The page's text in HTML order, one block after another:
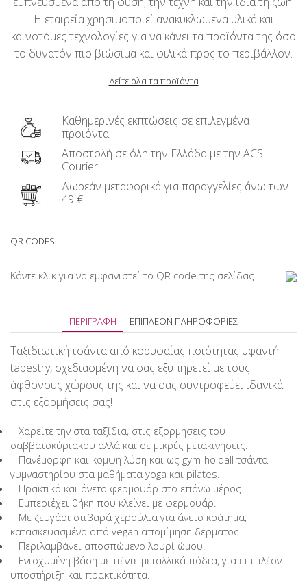
Η εταιρεία χρησιμοποιεί ανακυκλωμένα υλικά και
καινοτόμες τεχνολογίες για να κάνει τα προϊόντα της όσο
το δυνατόν πιο βιώσιμα και φιλικά προς το περιβάλλον.
Δείτε όλα τα προϊόντα
Καθημερινές εκπτώσεις σε επιλεγμένα
προϊόντα
Αποστολή σε όλη την Ελλάδα με την ACS
Courier
Δωρεάν μεταφορικά για παραγγελίες άνω των
49 €
QR CODES
Κάντε κλικ για να εμφανιστεί το QR code της σελίδας.
ΠΕΡΙΓΡΑΦΉ ΕΠΙΠΛΈΟΝ ΠΛΗΡΟΦΟΡΊΕΣ
Ταξιδιωτική τσάντα από κορυφαίας ποιότητας υφαντή
tapestry, σχεδιασμένη να σας εξυπηρετεί με τους
άφθονους χώρους της και να σας συντροφεύει ιδανικά
στις εξορμήσεις σας!
Χαρείτε την στα ταξίδια, στις εξορμήσεις του
σαββατοκύριακου αλλά και σε μικρές μετακινήσεις.
Πανέμορφη και κομψή λύση και ως gym-holdall τσάντα
γυμναστηρίου στα μαθήματα yoga και pilates.
Πρακτικό και άνετο φερμουάρ στο επάνω μέρος.
Εμπεριέχει θήκη που κλείνει με φερμουάρ.
Με ζευγάρι στιβαρά χερούλια για άνετο κράτημα,
κατασκευασμένα από vegan απομίμηση δέρματος.
Περιλαμβάνει αποσπώμενο λουρί ώμου.
Ενισχυμένη βάση με πέντε μεταλλικά πόδια, για επιπλέον
υποστήριξη και πρακτικότητα.